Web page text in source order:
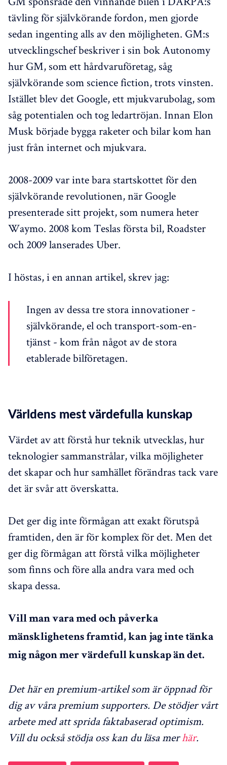
tävling för självkörande fordon, men gjorde
sedan ingenting alls av den möjligheten. GM:s
utvecklingschef beskriver i sin bok Autonomy
hur GM, som ett hårdvaruföretag, såg
självkörande som science fiction, trots vinsten.
Istället blev det Google, ett mjukvarubolag, som
såg potentialen och tog ledartröjan. Innan Elon
Musk började bygga raketer och bilar kom han
just från internet och mjukvara.
2008-2009 var inte bara startskottet för den
självkörande revolutionen, när Google
presenterade sitt projekt, som numera heter
Waymo. 2008 kom Teslas första bil, Roadster
och 2009 lanserades Uber.
I höstas, i en annan artikel, skrev jag:
Ingen av dessa tre stora innovationer -
självkörande, el och transport-som-en-
tjänst - kom från något av de stora
etablerade bilföretagen.
Världens mest värdefulla kunskap
Värdet av att förstå hur teknik utvecklas, hur
teknologier sammanstrålar, vilka möjligheter
det skapar och hur samhället förändras tack vare
det är svår att överskatta.
Det ger dig inte förmågan att exakt förutspå
framtiden, den är för komplex för det. Men det
ger dig förmågan att förstå vilka möjligheter
som finns och före alla andra vara med och
skapa dessa.
Vill man vara med och påverka
mänsklighetens framtid, kan jag inte tänka
mig någon mer värdefull kunskap än det.
Det här en premium-artikel som är öppnad för
dig av våra premium supporters. De stödjer vårt
arbete med att sprida faktabaserad optimism.
Vill du också stödja oss kan du läsa merhär.